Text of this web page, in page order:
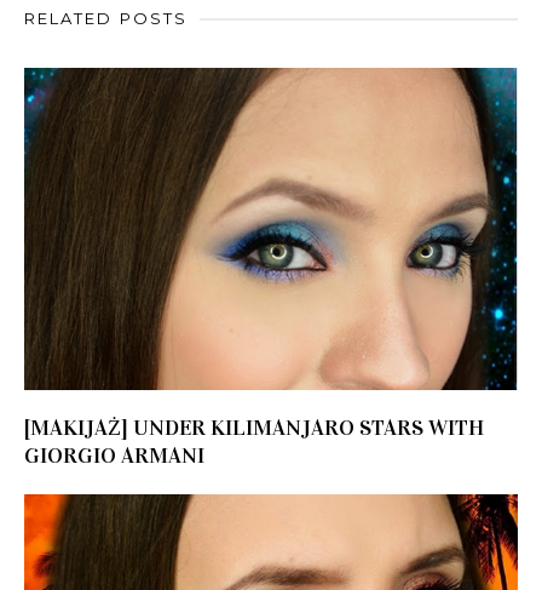
RELATED POSTS
[MAKIJAŻ] UNDER KILIMANJARO STARS WITH
GIORGIO ARMANI